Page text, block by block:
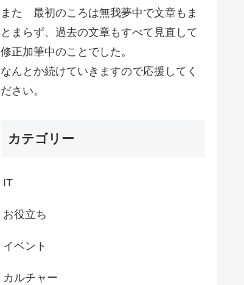
また 最初のころは無我夢中で文章もま
とまらず、過去の文章もすべて見直して
修正加筆中のことでした。
なんとか続けていきますので応援してく
ださい。
カテゴリー
IT
お役立ち
イベント
カルチャー